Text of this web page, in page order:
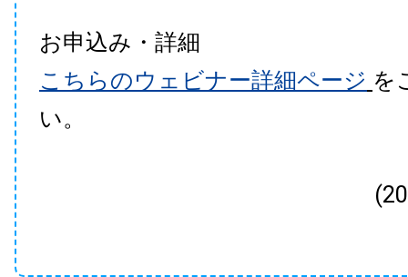
お申込み・詳細
こちらのウェビナー詳細ページ を
い。